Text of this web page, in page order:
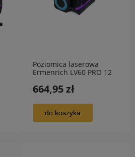
Poziomica laserowa
Ermenrich LV60 PRO 12
664,95 zł
do koszyka